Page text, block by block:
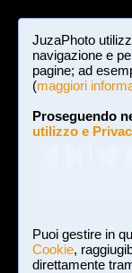
JuzaPhoto
navigazione e
pagine; ad
(maggiori
Proseguendo
utilizzo e
Puoi gestire in
Cookie,
direttamente
Login